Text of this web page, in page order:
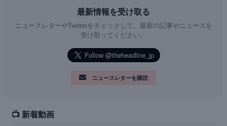
最新情報を受け取る
ニュースレターやTwitterをチェックして、最新の記事やニュースを
受け取ってください。
ニュースレターを購読
📺 新着動画